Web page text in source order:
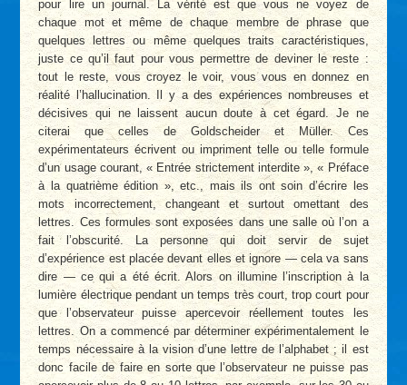
pour lire un journal. La vérité est que vous ne voyez de
chaque mot et même de chaque membre de phrase que
quelques lettres ou même quelques traits caractéristiques,
juste ce qu’il faut pour vous permettre de deviner le reste :
tout le reste, vous croyez le voir, vous vous en donnez en
réalité l’hallucination. Il y a des expériences nombreuses et
décisives qui ne laissent aucun doute à cet égard. Je ne
citerai que celles de Goldscheider et Müller. Ces
expérimentateurs écrivent ou impriment telle ou telle formule
d’un usage courant, « Entrée strictement interdite », « Préface
à la quatrième édition », etc., mais ils ont soin d’écrire les
mots incorrectement, changeant et surtout omettant des
lettres. Ces formules sont exposées dans une salle où l’on a
fait l’obscurité. La personne qui doit servir de sujet
d’expérience est placée devant elles et ignore — cela va sans
dire — ce qui a été écrit. Alors on illumine l’inscription à la
lumière électrique pendant un temps très court, trop court pour
que l’observateur puisse apercevoir réellement toutes les
lettres. On a commencé par déterminer expérimentalement le
temps nécessaire à la vision d’une lettre de l’alphabet ; il est
donc facile de faire en sorte que l’observateur ne puisse pas